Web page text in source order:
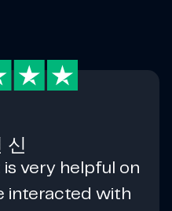
신
very helpful on
interacted with